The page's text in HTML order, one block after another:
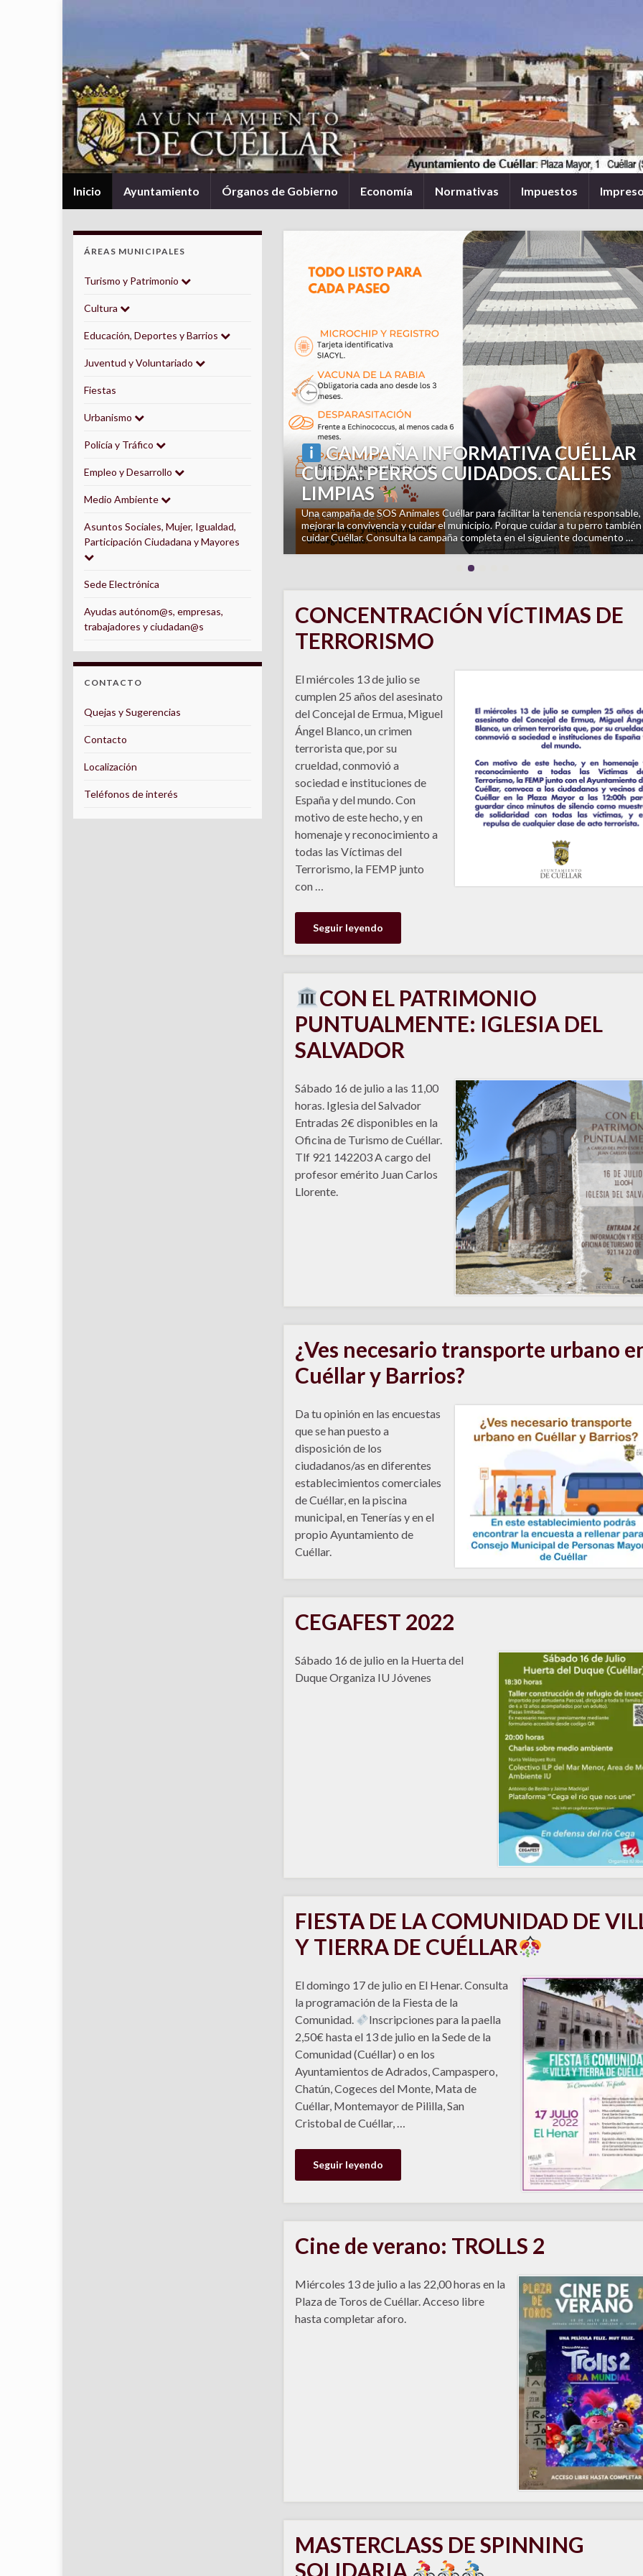
Inicio Ayuntamiento Órganos de Gobierno Economía Normativas Impuestos
PASEO ASTRONOMÍA CULTURAL:
¿COMO USABAN EL CIELO NUESTROS
ANTEPASADOS?
El cielo también cuenta historias. ¿Te has preguntado alguna vez cómo se
orientaban nuestros antepasados observando las estrellas?
El próximo
domingo 9 de agosto acompáñanos en «El cielo es trashumante», un paseo
interpretado …
Previous
CONCENTRACIÓN VÍCTIMAS DE
TERRORISMO
El miércoles 13 de julio se
cumplen 25 años del asesinato
del Concejal de Ermua, Miguel
Ángel Blanco, un crimen
terrorista que, por su
crueldad, conmovió a
sociedad e instituciones de
España y del mundo. Con
motivo de este hecho, y en
homenaje y reconocimiento a
todas las Víctimas del
Terrorismo, la FEMP junto
con …
Seguir leyendo
CON EL PATRIMONIO
PUNTUALMENTE: IGLESIA DEL
SALVADOR
Sábado 16 de julio a las 11,00
horas. Iglesia del Salvador
Entradas 2€ disponibles en la
Oficina de Turismo de Cuéllar.
Tlf 921 142203 A cargo del
profesor emérito Juan Carlos
Llorente.
¿Ves necesario transporte urbano
Cuéllar y Barrios?
Da tu opinión en las encuestas
que se han puesto a
disposición de los
ciudadanos/as en diferentes
establecimientos comerciales
de Cuéllar, en la piscina
municipal, en Tenerías y en el
propio Ayuntamiento de
Cuéllar.
CEGAFEST 2022
Sábado 16 de julio en la Huerta del
Duque Organiza IU Jóvenes
FIESTA DE LA COMUNIDAD DE
Y TIERRA DE CUÉLLAR
El domingo 17 de julio en El Henar. Consulta
la programación de la Fiesta de la
Comunidad.
Inscripciones para la paella
2,50€ hasta el 13 de julio en la Sede de la
Comunidad (Cuéllar) o en los
Ayuntamientos de Adrados, Campaspero,
Chatún, Cogeces del Monte, Mata de
Cuéllar, Montemayor de Pililla, San
Cristobal de Cuéllar, …
Seguir leyendo
Cine de verano: TROLLS 2
Miércoles 13 de julio a las 22,00 horas en la
Plaza de Toros de Cuéllar. Acceso libre
hasta completar aforo.
MASTERCLASS DE SPINNING
SOLIDARIA
ÁREAS MUNICIPALES
Turismo y Patrimonio
Cultura
Educación, Deportes y Barrios
Juventud y Voluntariado
Fiestas
Urbanismo
Policía y Tráfico
Empleo y Desarrollo
Medio Ambiente
Asuntos Sociales, Mujer, Igualdad,
Participación Ciudadana y Mayores
Sede Electrónica
Ayudas autónom@s, empresas,
trabajadores y ciudadan@s
CONTACTO
Quejas y Sugerencias
Contacto
Localización
Teléfonos de interés